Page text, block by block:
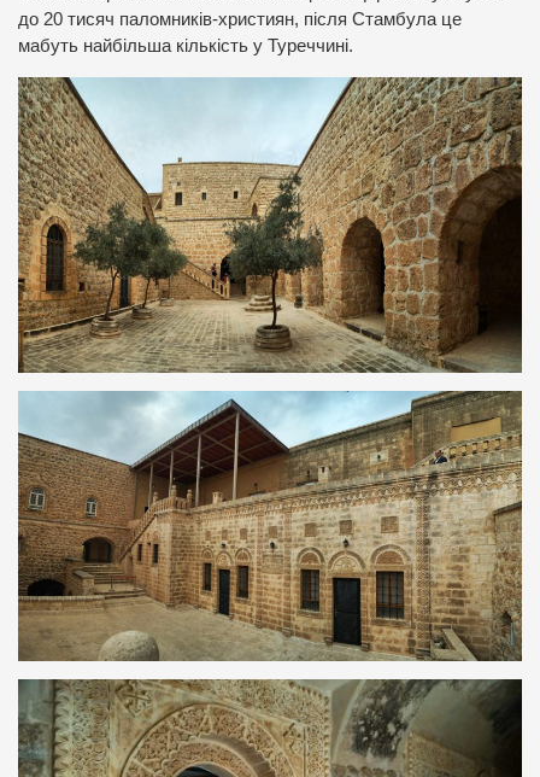
до 20 тисяч паломників-християн, після Стамбула це
мабуть найбільша кількість у Туреччині.